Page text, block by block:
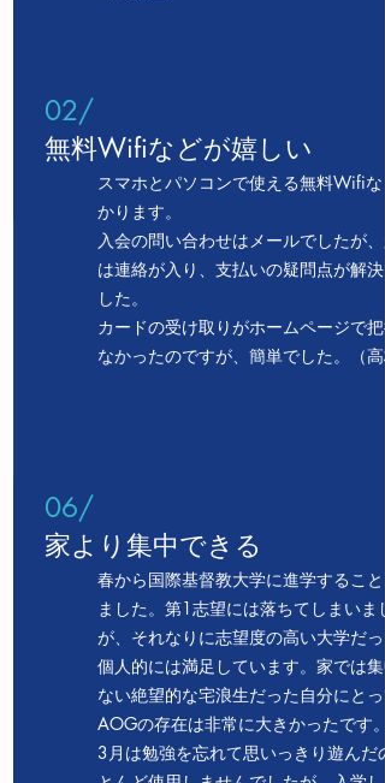
02/
無料Wifiなどが嬉しい
スマホとパソコンで使える無料Wifiな
かります。
入会の問い合わせはメールでしたが、
は連絡が入り、支払いの疑問点が解決
した。
カードの受け取りがホームページで把
なかったのですが、簡単でした。（高
06/
家より集中できる
春から国際基督教大学に進学すること
ました。 第1志望には落ちてしまいま
が、それなりに志望度の高い大学だっ
個人的には満足しています。 家では集
ない絶望的な宅浪生だった自分にとっ
AOGの存在は非常に大きかったです。
3月は勉強を忘れて思いっきり遊んだ